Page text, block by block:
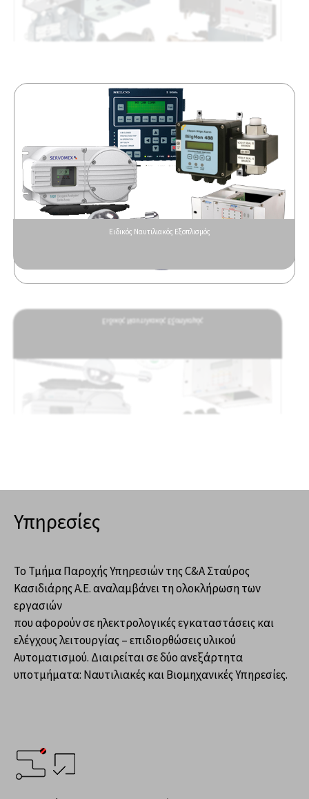
Ειδικός Ναυτιλιακός Εξοπλισμός
Ειδικός Ναυτιλιακός Εξοπλισμός
Υπηρεσίες
Το Τμήμα Παροχής Υπηρεσιών της C&A Σταύρος
Κασιδιάρης Α.Ε. αναλαμβάνει τη ολοκλήρωση των
εργασιών
που αφορούν σε ηλεκτρολογικές εγκαταστάσεις και
ελέγχους λειτουργίας – επιδιορθώσεις υλικού
Αυτοματισμού. Διαιρείται σε δύο ανεξάρτητα
υποτμήματα: Ναυτιλιακές και Βιομηχανικές Υπηρεσίες.